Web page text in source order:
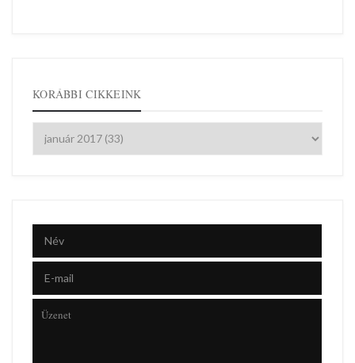
KORÁBBI CIKKEINK